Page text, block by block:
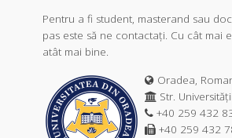
Pentru a fi student, masterand sau
pas este să ne contactați. Cu cât mai
atât mai bine.
Oradea,
Str.
+40 259 432
+40 259 432